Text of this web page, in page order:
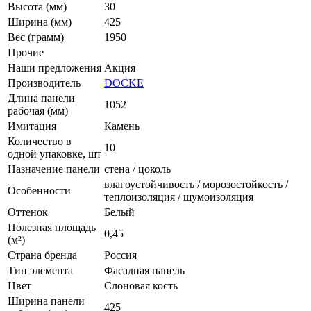
Высота (мм)
30
Ширина (мм)
425
Вес (грамм)
1950
Прочие
Наши предложения Акция
Производитель
DOCKE
Длина панели
рабочая (мм)
1052
Имитация
Камень
Количество в
одной упаковке, шт
10
Назначение панели стена / цоколь
Особенности
влагоустойчивость / морозостойкость /
теплоизоляция / шумоизоляция
Оттенок
Белый
Полезная площадь
(м²)
0,45
Страна бренда
Россия
Тип элемента
Фасадная панель
Цвет
Слоновая кость
Ширина панели
425